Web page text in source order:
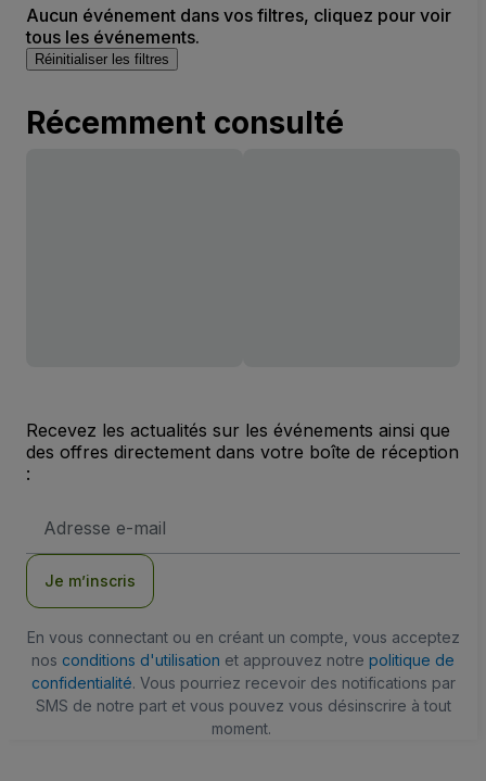
Aucun événement dans vos filtres, cliquez pour voir
tous les événements.
Réinitialiser les filtres
Récemment consulté
Recevez les actualités sur les événements ainsi que
des offres directement dans votre boîte de réception
:
e-
Je m’inscris
En vous connectant ou en créant un compte, vous acceptez
nos conditions d'utilisation et approuvez notre politique de
confidentialité. Vous pourriez recevoir des notifications par
SMS de notre part et vous pouvez vous désinscrire à tout
moment.